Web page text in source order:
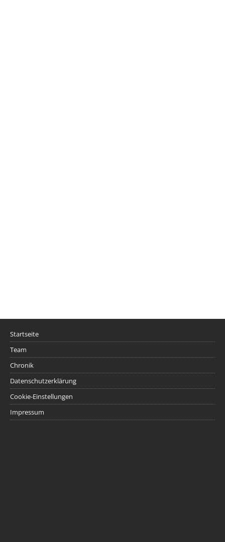
Startseite
Team
Chronik
Datenschutzerklärung
Cookie-Einstellungen
Impressum